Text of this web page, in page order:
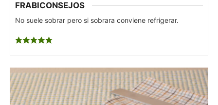
FRABICONSEJOS
No suele sobrar pero si sobrara conviene refrigerar.